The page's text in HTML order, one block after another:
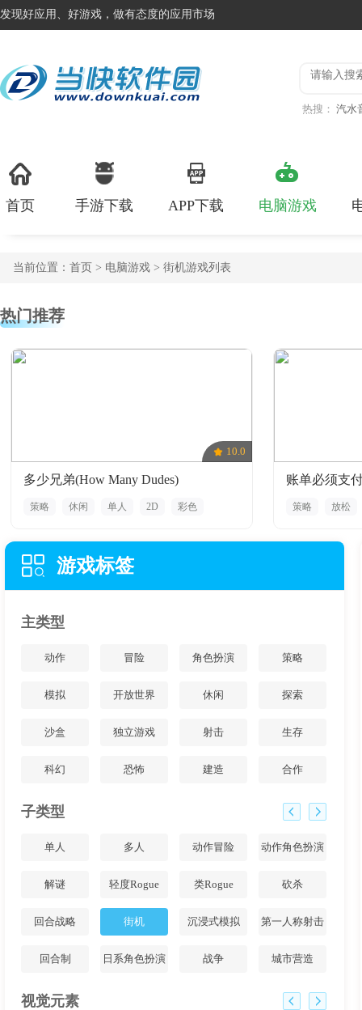
发现好应用、好游戏，做有态度的应用市场
热搜： 汽水
首页 手游下载 APP下载 电脑游戏
当前位置： 首页 > 电脑游戏 > 街机游戏列表
热门推荐
10.0
多少兄弟(How Many Dudes)
策略 休闲 单人 2D
彩色
账单必须支
策略
放松
游戏标签
主类型
动作 冒险 角色扮演 策略
模拟 开放世界 休闲 探索
沙盒 独立游戏 射击 生存
科幻 恐怖 建造 合作
子类型
单人 多人 动作冒险 动作角色扮演
解谜 轻度Rogue 类Rogue 砍杀
回合战略 街机 沉浸式模拟 第一人称射击
回合制 日系角色扮演 战争 城市营造
视觉元素